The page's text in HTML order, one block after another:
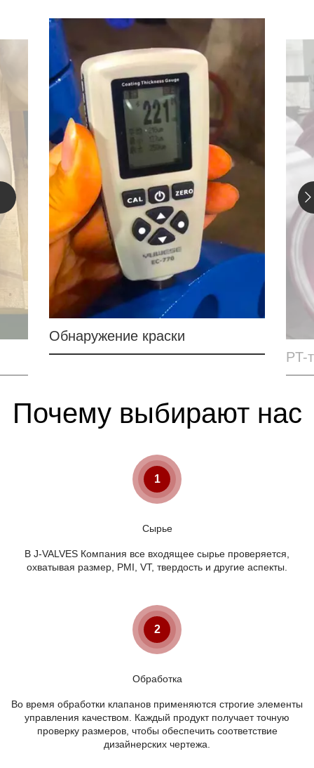
PT-тест
Почему выбирают нас
1
Сырье
В J-VALVES Компания все входящее сырье проверяется,
охватывая размер, PMI, VT, твердость и другие аспекты.
2
Обработка
Во время обработки клапанов применяются строгие элементы
управления качеством. Каждый продукт получает точную
проверку размеров, чтобы обеспечить соответствие
дизайнерских чертежа.